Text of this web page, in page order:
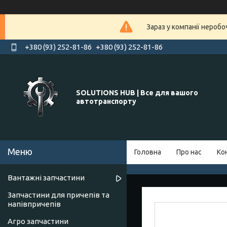
Зараз у компанії
+380 (93) 252-81-86 +380 (93) 252-81-86
SOLUTIONS HUB | Все для вашого
автотранспорту
Головна Про нас
Вантажні запчастини
Запчастини для причепів та
напівпричепів
Агро запчастини